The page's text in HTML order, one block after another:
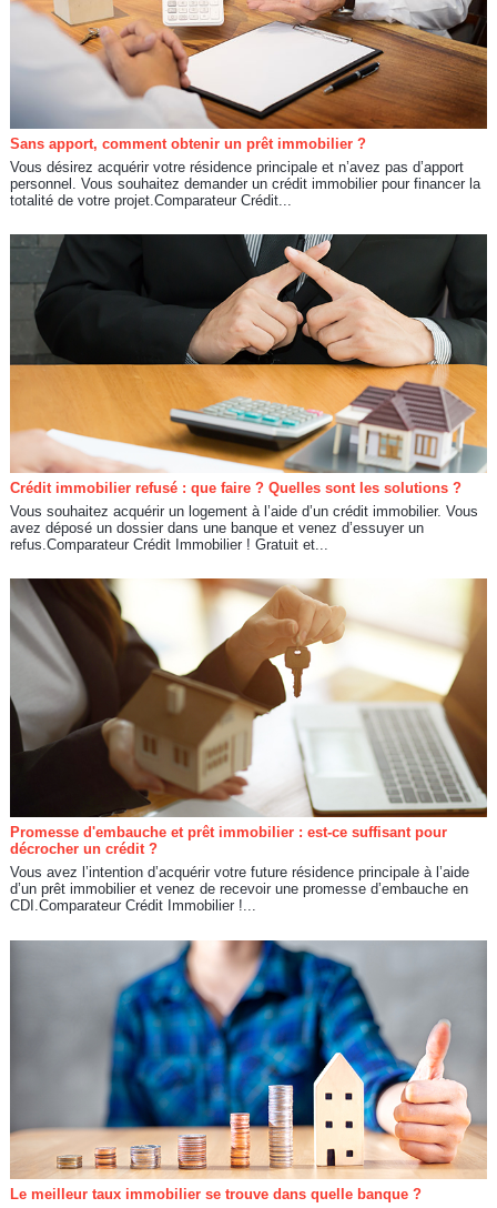
Sans apport, comment obtenir un prêt immobilier ?
Vous désirez acquérir votre résidence principale et n’avez pas d’apport
personnel. Vous souhaitez demander un crédit immobilier pour financer la
totalité de votre projet.Comparateur Crédit...
Crédit immobilier refusé : que faire ? Quelles sont les solutions ?
Vous souhaitez acquérir un logement à l’aide d’un crédit immobilier. Vous
avez déposé un dossier dans une banque et venez d’essuyer un
refus.Comparateur Crédit Immobilier ! Gratuit et...
Promesse d'embauche et prêt immobilier : est-ce suffisant pour
décrocher un crédit ?
Vous avez l’intention d’acquérir votre future résidence principale à l’aide
d’un prêt immobilier et venez de recevoir une promesse d’embauche en
CDI.Comparateur Crédit Immobilier !...
Le meilleur taux immobilier se trouve dans quelle banque ?